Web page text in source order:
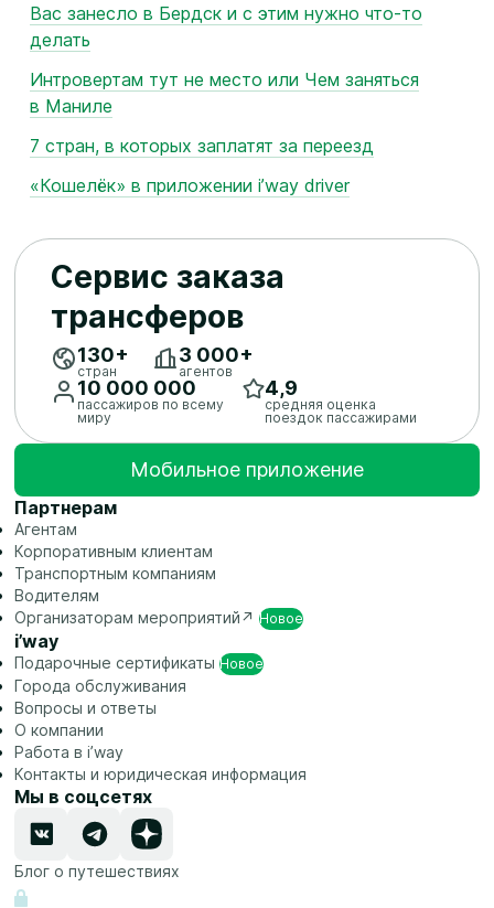
Вас занесло в Бердск и с этим нужно что‑то
делать
Интровертам тут не место или Чем заняться
в Маниле
7 стран, в которых заплатят за переезд
«Кошелёк» в приложении i’way driver
Сервис заказа
трансферов
130+
стран
3 ​000+
агентов
10 ​000 ​000
пассажиров по всему
миру
4,9
средняя оценка
поездок пассажирами
Мобильное приложение
Партнерам
Агентам
Корпоративным клиентам
Транспортным компаниям
Водителям
Организатораммероприятий↗ Новое
i’way
Подарочныесертификаты Новое
Города обслуживания
Вопросы и ответы
О компании
Работа в i’way
Контакты и юридическая информация
Мы в соцсетях
Блог о путешествиях